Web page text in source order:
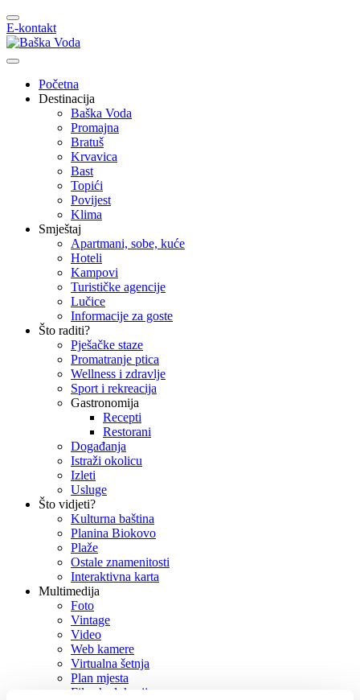
E-kontakt
Početna
Destinacija
Baška Voda
Promajna
Bratuš
Krvavica
Bast
Topići
Povijest
Klima
Smještaj
Apartmani, sobe, kuće
Hoteli
Kampovi
Turističke agencije
Lučice
Informacije za goste
Što raditi?
Pješačke staze
Promatranje ptica
Wellness i zdravlje
Sport i rekreacija
Gastronomija
Recepti
Restorani
Događanja
Istraži okolicu
Izleti
Usluge
Što vidjeti?
Kulturna baština
Planina Biokovo
Plaže
Ostale znamenitosti
Interaktivna karta
Multimedija
Foto
Vintage
Video
Web kamere
Virtualna šetnja
Plan mjesta
Filmske lokacije